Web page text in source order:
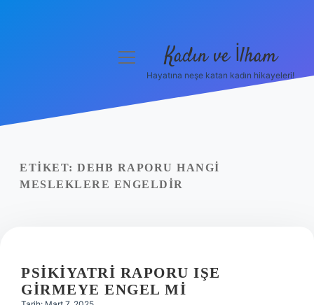
Yasal Uyarı
menüyü
Kadın ve İlham
Hayatına neşe katan kadın hikayeleri!
ETIKET: DEHB RAPORU HANGI
MESLEKLERE ENGELDIR
PSIKIYATRI RAPORU IŞE
GIRMEYE ENGEL MI